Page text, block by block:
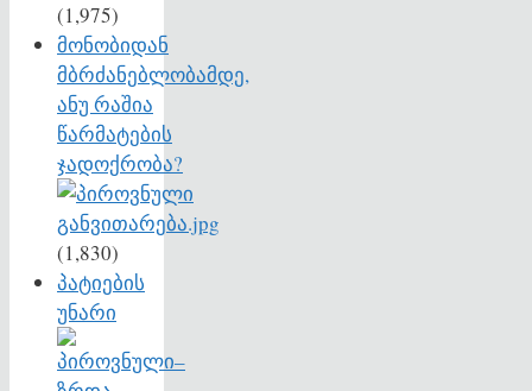
(1,975)
მონობიდან
მბრძანებლობამდე,
ანუ რაშია
წარმატების
ჯადოქრობა?
(1,830)
პატიების
უნარი